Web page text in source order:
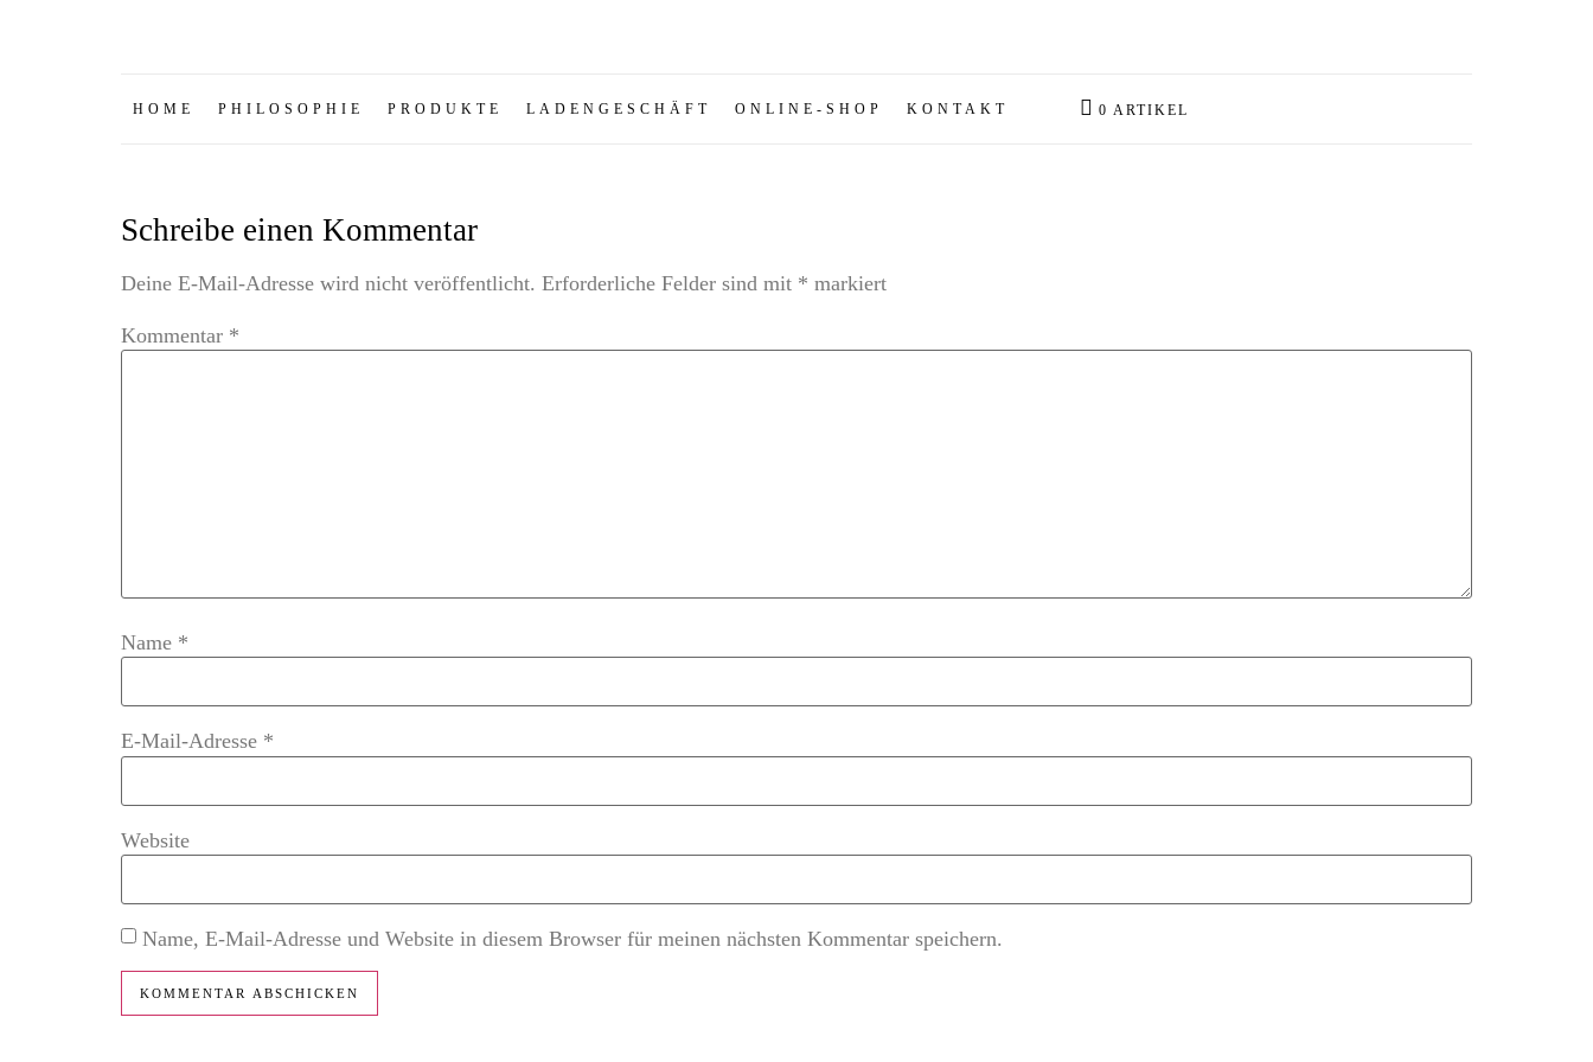
HOME PHILOSOPHIE PRODUKTE LADENGESCHÄFT ONLINE-SHOP KONTAKT 0 ARTIKEL
Schreibe einen Kommentar
Deine E-Mail-Adresse wird nicht veröffentlicht. Erforderliche Felder sind mit * markiert
Kommentar *
Name *
E-Mail-Adresse *
Website
Name, E-Mail-Adresse und Website in diesem Browser für meinen nächsten Kommentar speichern.